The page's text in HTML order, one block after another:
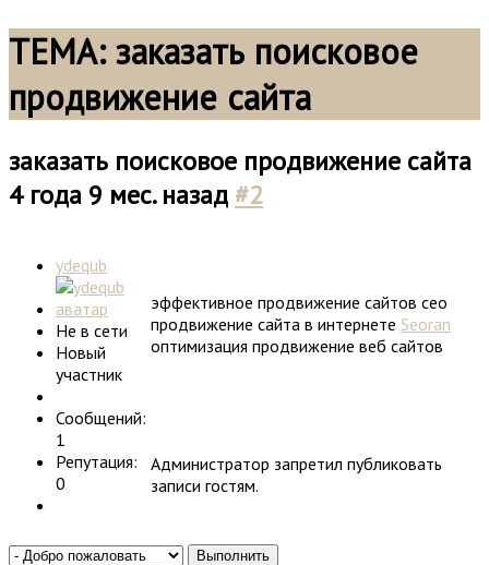
ТЕМА: заказать поисковое
продвижение сайта
заказать поисковое продвижение сайта
4 года 9 мес. назад#2
ydequb
Не в сети
Новый
участник
Сообщений:
1
Репутация:
0
эффективное продвижение сайтов сео
продвижение сайта в интернете Seoran
оптимизация продвижение веб сайтов
Администратор запретил публиковать
записи гостям.